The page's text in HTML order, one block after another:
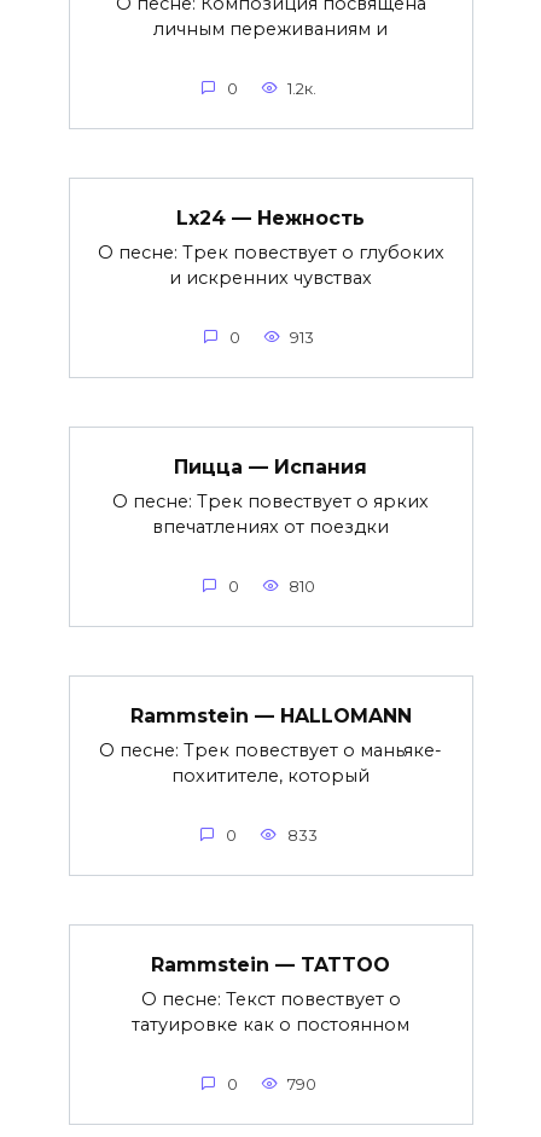
личным переживаниям и
0 1.2к.
Lx24 — Нежность
О песне: Трек повествует о глубоких
и искренних чувствах
0 913
Пицца — Испания
О песне: Трек повествует о ярких
впечатлениях от поездки
0 810
Rammstein — HALLOMANN
О песне: Трек повествует о маньяке-
похитителе, который
0 833
Rammstein — TATTOO
О песне: Текст повествует о
татуировке как о постоянном
0 790